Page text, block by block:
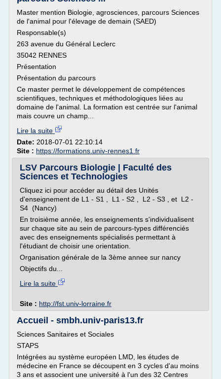
Master mention Biologie, agrosciences, parcours Sciences
de l'animal pour l'élevage de demain (SAED)
Responsable(s)
263 avenue du Général Leclerc
35042 RENNES
Présentation
Présentation du parcours
Ce master permet le développement de compétences
scientifiques, techniques et méthodologiques liées au
domaine de l'animal. La formation est centrée sur l'animal
mais couvre un champ...
Lire la suite
Date: 2018-07-01 22:10:14
Site : https://formations.univ-rennes1.fr
LSV Parcours Biologie | Faculté des
Sciences et Technologies
Cliquez ici pour accéder au détail des Unités
d'enseignement de L1 - S1 , L1 - S2 , L2 - S3 , et L2 -
S4 (Nancy)
En troisième année, les enseignements s'individualisent
sur chaque site au sein de parcours-types différenciés
avec des enseignements spécialisés permettant à
l'étudiant de choisir une orientation.
Organisation générale de la 3ème annee sur nancy
Objectifs du...
Lire la suite
Site : http://fst.univ-lorraine.fr
Accueil - smbh.univ-paris13.fr
Sciences Sanitaires et Sociales
STAPS
Intégrées au système européen LMD, les études de
médecine en France se découpent en 3 cycles d'au moins
3 ans et associent une université à l'un des 32 Centres